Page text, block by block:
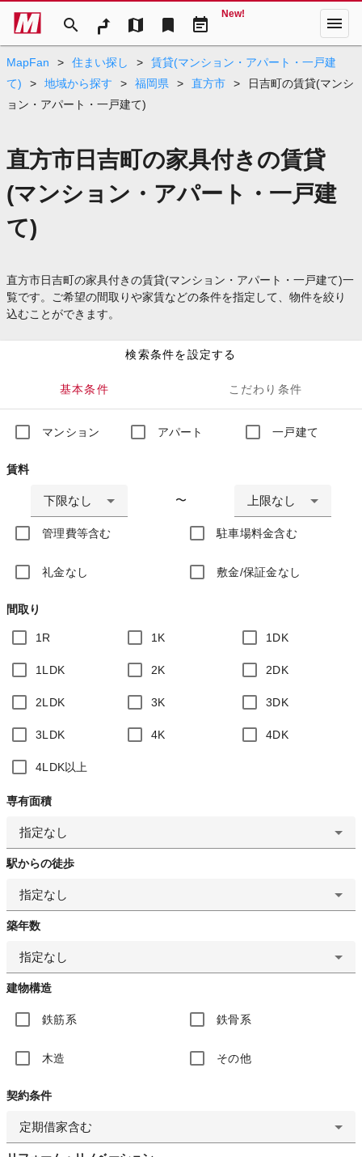
search map bookmark event_note
New! menu
MapFan > 住まい探し >
賃貸(マンション・アパート・一戸建
て)
> 地域から探す > 福岡県 > 直方市 >
日吉町の賃貸(マンシ
ョン・アパート・一戸建て)
直方市日吉町の家具付きの賃貸
(マンション・アパート・一戸建
て)
直方市日吉町の家具付きの賃貸(マンション・アパート・一戸建て)一
覧です。ご希望の間取りや家賃などの条件を指定して、物件を絞り
込むことができます。
検索条件を設定する
基本条件 こだわり条件
マンション アパート 一戸建て
賃料
下限なし 〜 上限なし
管理費等含む 駐車場料金含む
礼金なし 敷金/保証金なし
間取り
1R 1K 1DK
1LDK 2K 2DK
2LDK 3K 3DK
3LDK 4K 4DK
4LDK以上
専有面積
指定なし
駅からの徒歩
指定なし
築年数
指定なし
建物構造
鉄筋系 鉄骨系
木造 その他
契約条件
定期借家含む